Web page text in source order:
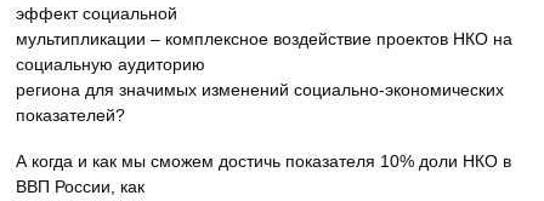
эффект социальной
мультипликации – комплексное воздействие проектов НКО на
социальную аудиторию
региона для значимых изменений социально-экономических
показателей?
А когда и как мы сможем достичь показателя 10% доли НКО в
ВВП России, как